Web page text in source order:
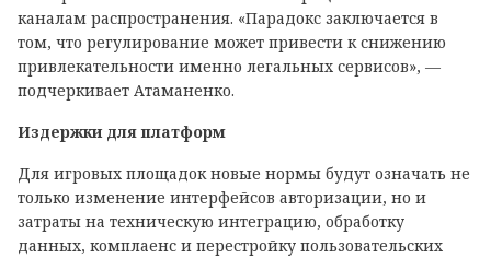
каналам распространения. «Парадокс заключается в
том, что регулирование может привести к снижению
привлекательности именно легальных сервисов», —
подчеркивает Атаманенко.
Издержки для платформ
Для игровых площадок новые нормы будут означать не
только изменение интерфейсов авторизации, но и
затраты на техническую интеграцию, обработку
данных, комплаенс и перестройку пользовательских